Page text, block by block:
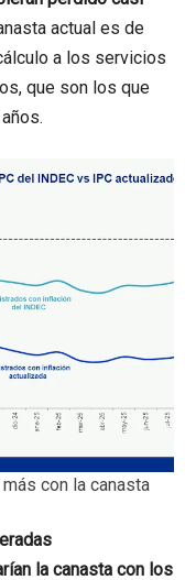
actual es de
a los servicios
que son los que
con la canasta
la canasta con los